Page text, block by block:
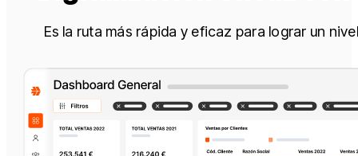
Es la ruta más rápida y eficaz para lograr un